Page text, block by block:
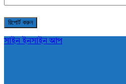
সাইন ইনসাইন আপ